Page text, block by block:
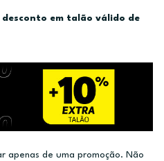
desconto em talão válido de
apenas de uma promoção. Não